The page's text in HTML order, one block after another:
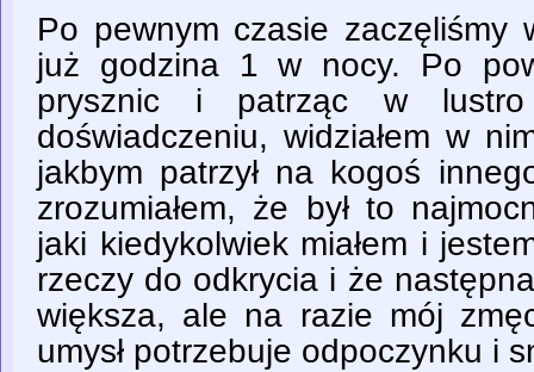
Po pewnym czasie zaczęliśmy
już godzina 1 w nocy. Po
prysznic i patrząc w lustro
doświadczeniu, widziałem w
jakbym patrzył na kogoś
zrozumiałem, że był to
jaki kiedykolwiek miałem i
rzeczy do odkrycia i że
większa, ale na razie mój
umysł potrzebuje odpoczynku i